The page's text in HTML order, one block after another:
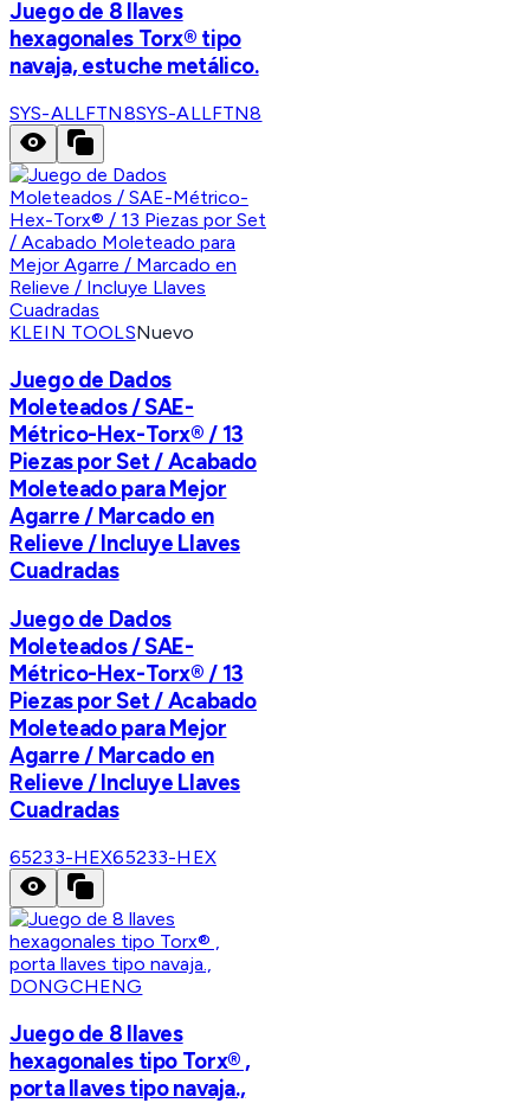
Juego de 8 llaves
hexagonales Torx® tipo
navaja, estuche metálico.
SYS-ALLFTN8SYS-ALLFTN8
KLEIN TOOLSNuevo
Juego de Dados
Moleteados / SAE-
Métrico-Hex-Torx® / 13
Piezas por Set / Acabado
Moleteado para Mejor
Agarre / Marcado en
Relieve / Incluye Llaves
Cuadradas
Juego de Dados
Moleteados / SAE-
Métrico-Hex-Torx® / 13
Piezas por Set / Acabado
Moleteado para Mejor
Agarre / Marcado en
Relieve / Incluye Llaves
Cuadradas
65233-HEX65233-HEX
DONGCHENG
Juego de 8 llaves
hexagonales tipo Torx® ,
porta llaves tipo navaja.,